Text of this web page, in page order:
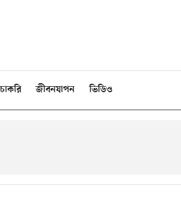
চাকরি জীবনযাপন ভিডিও